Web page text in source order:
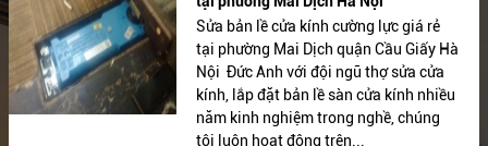
Sửa bản lề cửa kính cường lực giá rẻ
tại phường Mai Dịch quận Cầu Giấy Hà
Nội Đức Anh với đội ngũ thợ sửa cửa
kính, lắp đặt bản lề sàn cửa kính nhiều
năm kinh nghiệm trong nghề, chúng
tôi luôn hoạt động trên...